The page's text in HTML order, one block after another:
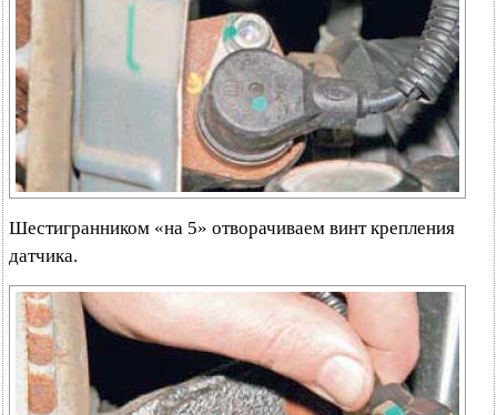
Шестигранником «на 5» отворачиваем винт крепления
датчика.